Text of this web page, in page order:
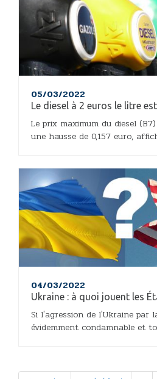
05/03/2022
Le diesel à 2 euros le litre
Le prix maximum du diesel
une hausse de 0,157 euro,
04/03/2022
Ukraine : à quoi jouent les
Si l'agression de l'Ukraine par
évidemment condamnable et